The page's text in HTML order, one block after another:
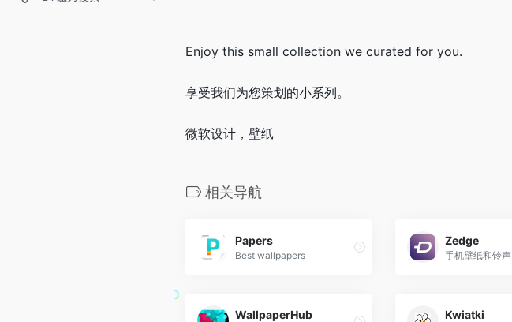
Enjoy this small collection we curated for you.
享受我们为您策划的小系列。
微软设计，壁纸
相关导航
Papers
Best wallpapers
Zedge
手机壁纸和铃声
WallpaperHub Kwiatki